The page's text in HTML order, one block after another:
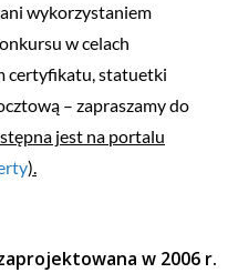
wykorzystaniem
w celach
certyfikatu, statuetki
– zapraszamy do
jest na portalu
).
w 2006 r.